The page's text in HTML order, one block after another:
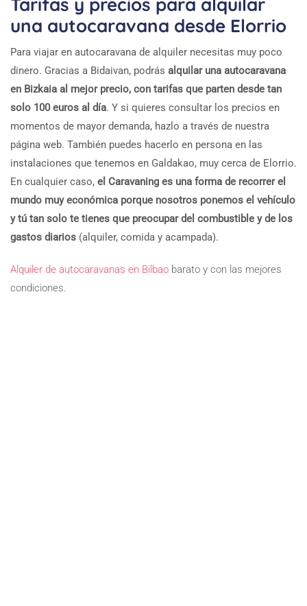
una autocaravana desde Elorrio
Para viajar en autocaravana de alquiler necesitas muy poco
dinero. Gracias a Bidaivan, podrás alquilar una autocaravana
en Bizkaia al mejor precio, con tarifas que parten desde tan
solo 100 euros al día. Y si quieres consultar los precios en
momentos de mayor demanda, hazlo a través de nuestra
página web. También puedes hacerlo en persona en las
instalaciones que tenemos en Galdakao, muy cerca de Elorrio.
En cualquier caso, el Caravaning es una forma de recorrer el
mundo muy económica porque nosotros ponemos el vehículo
y tú tan solo te tienes que preocupar del combustible y de los
gastos diarios (alquiler, comida y acampada).
Alquiler de autocaravanas en Bilbao barato y con las mejores
condiciones.